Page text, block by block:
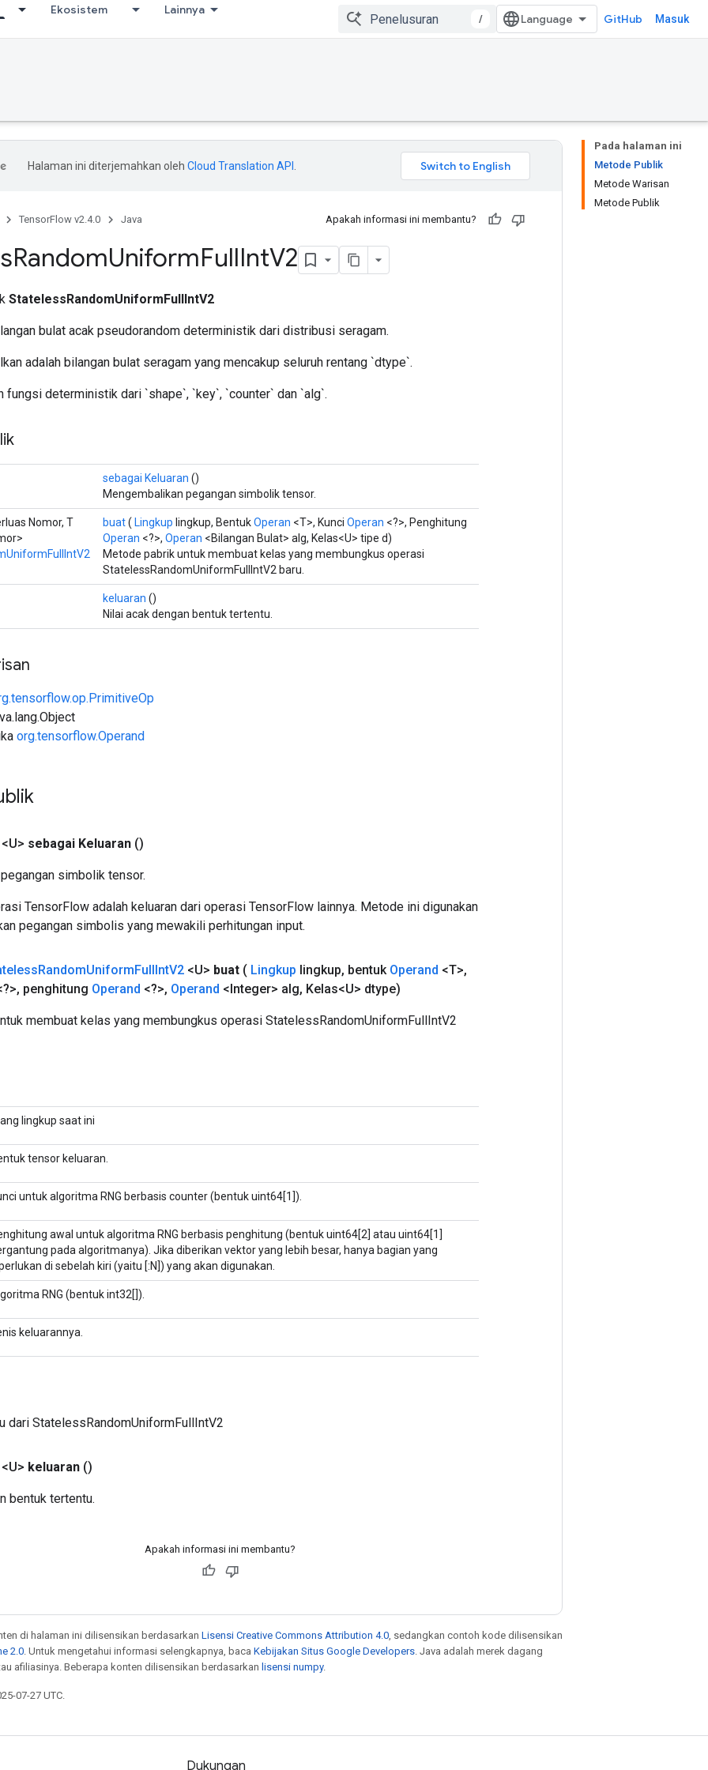
Ekosistem Lainnya
/ GitHub Masuk
Pada halaman ini
Metode Publik
Metode Warisan
Metode Publik
Halaman ini diterjemahkan oleh Cloud Translation API
TensorFlow v2.4.0 Java Apakah informasi ini membantu?
RandomUniformFullIntV2
StatelessRandomUniformFullIntV2
bulat acak pseudorandom deterministik dari distribusi seragam.
adalah bilangan bulat seragam yang mencakup seluruh rentang `dtype`.
fungsi deterministik dari `shape`, `key`, `counter` dan `alg`.
sebagai Keluaran ()
Mengembalikan pegangan simbolik tensor.
Nomor, T
buat( Lingkup lingkup, BentukOperan <T>, Kunci Operan <?>, Penghitung
Operan <?>, Operan <Bilangan Bulat> alg, Kelas<U> tipe d)
Metode pabrik untuk membuat kelas yang membungkus operasi
StatelessRandomUniformFullIntV2 baru.
keluaran ()
Nilai acak dengan bentuk tertentu.
org.tensorflow.Operand
sebagai Keluaran ()
simbolik tensor.
TensorFlow adalah keluaran dari operasi TensorFlow lainnya. Metode ini digunakan
pegangan simbolis yang mewakili perhitungan input.
RandomUniformFullIntV2 <U> buat ( Lingkup lingkup, bentuk Operand <T>,
, penghitung Operand <?>, Operand <Integer> alg, Kelas<U> dtype)
membuat kelas yang membungkus operasi StatelessRandomUniformFullIntV2
lingkup saat ini
tensor keluaran.
untuk algoritma RNG berbasis counter (bentuk uint64[1]).
awal untuk algoritma RNG berbasis penghitung (bentuk uint64[2] atau uint64[1]
pada algoritmanya). Jika diberikan vektor yang lebih besar, hanya bagian yang
di sebelah kiri (yaitu [:N]) yang akan digunakan.
RNG (bentuk int32[]).
keluarannya.
dari StatelessRandomUniformFullIntV2
keluaran ()
bentuk tertentu.
Apakah informasi ini membantu?
di halaman ini dilisensikan berdasarkan Lisensi Creative Commons Attribution 4.0 , sedangkan contoh kode dilisensikan
2.0 . Untuk mengetahui informasi selengkapnya, baca Kebijakan Situs Google Developers . Java adalah merek dagang
afiliasinya. Beberapa konten dilisensikan berdasarkan lisensi numpy.
07-27 UTC.
Dukungan